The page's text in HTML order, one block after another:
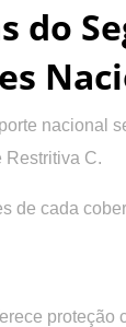
do
nacional
Restritiva C.
de cada
proteção